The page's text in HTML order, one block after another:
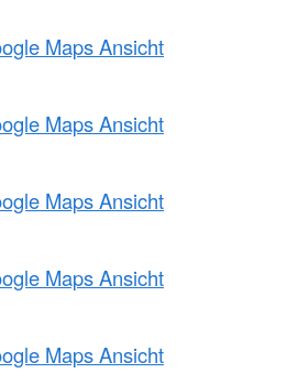
Maps Ansicht
Maps Ansicht
Maps Ansicht
Maps Ansicht
Maps Ansicht